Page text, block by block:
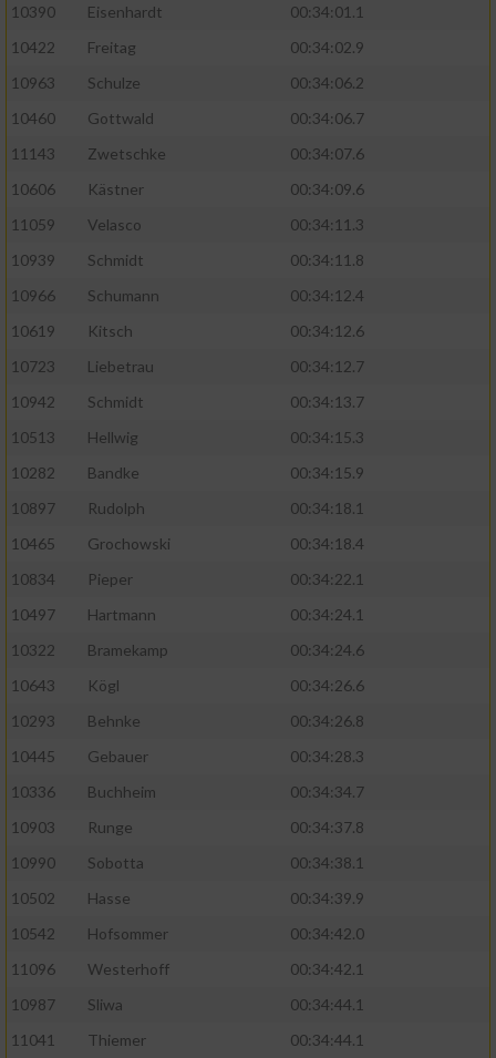
10390
Eisenhardt
00:34:01.1
10422
Freitag
00:34:02.9
10963
Schulze
00:34:06.2
10460
Gottwald
00:34:06.7
11143
Zwetschke
00:34:07.6
10606
Kästner
00:34:09.6
11059
Velasco
00:34:11.3
10939
Schmidt
00:34:11.8
10966
Schumann
00:34:12.4
10619
Kitsch
00:34:12.6
10723
Liebetrau
00:34:12.7
10942
Schmidt
00:34:13.7
10513
Hellwig
00:34:15.3
10282
Bandke
00:34:15.9
10897
Rudolph
00:34:18.1
10465
Grochowski
00:34:18.4
10834
Pieper
00:34:22.1
10497
Hartmann
00:34:24.1
10322
Bramekamp
00:34:24.6
10643
Kögl
00:34:26.6
10293
Behnke
00:34:26.8
10445
Gebauer
00:34:28.3
10336
Buchheim
00:34:34.7
10903
Runge
00:34:37.8
10990
Sobotta
00:34:38.1
10502
Hasse
00:34:39.9
10542
Hofsommer
00:34:42.0
11096
Westerhoff
00:34:42.1
10987
Sliwa
00:34:44.1
11041
Thiemer 00:34:44.1